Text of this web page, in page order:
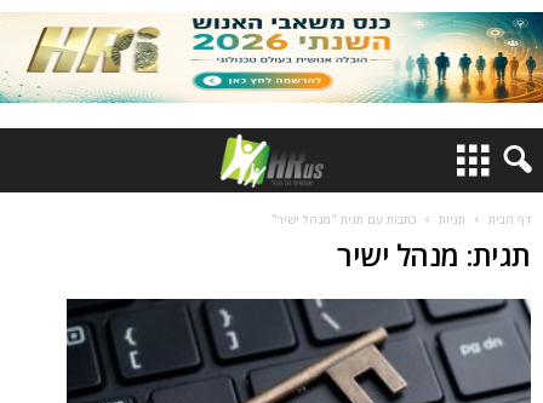
דף הבית תגיות כתבות עם תגית "מנהל ישיר"
תגית: מנהל ישיר